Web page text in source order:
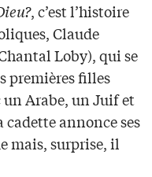
, c’est l’histoire
Claude
Loby), qui se
premières filles
un Arabe, un Juif et
annonce ses
mais, surprise, il